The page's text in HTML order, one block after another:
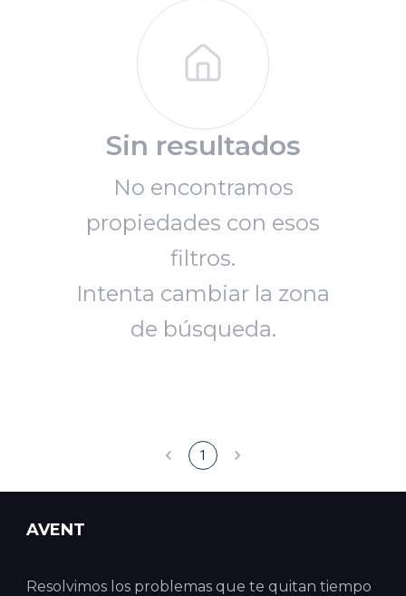
Sin resultados
No encontramos
propiedades con esos
filtros.
Intenta cambiar la zona
de búsqueda.
1
AVENT
Resolvimos los problemas que te quitan tiempo